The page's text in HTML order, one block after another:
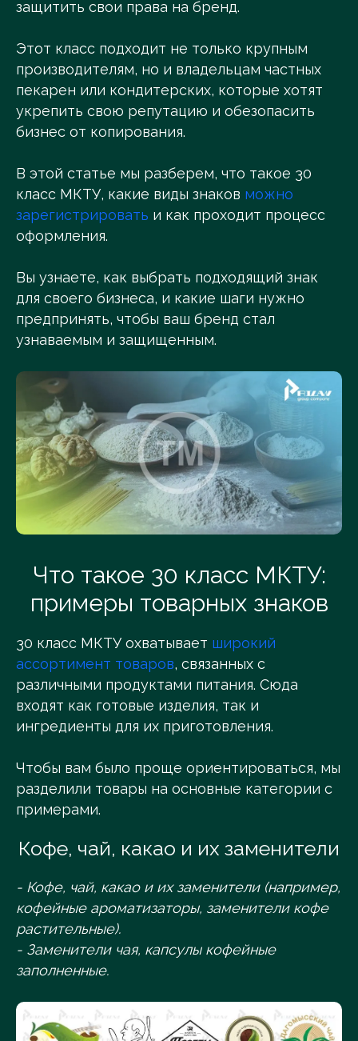
защитить свои права на бренд.
Этот класс подходит не только крупным
производителям, но и владельцам частных
пекарен или кондитерских, которые хотят
укрепить свою репутацию и обезопасить
бизнес от копирования.
В этой статье мы разберем, что такое 30
класс МКТУ, какие виды знаков можно
зарегистрировать и как проходит процесс
оформления.
Вы узнаете, как выбрать подходящий знак
для своего бизнеса, и какие шаги нужно
предпринять, чтобы ваш бренд стал
узнаваемым и защищенным.
Что такое 30 класс МКТУ:
примеры товарных знаков
30 класс МКТУ охватывает широкий
ассортимент товаров, связанных с
различными продуктами питания. Сюда
входят как готовые изделия, так и
ингредиенты для их приготовления.
Чтобы вам было проще ориентироваться, мы
разделили товары на основные категории с
примерами.
Кофе, чай, какао и их заменители
- Кофе, чай, какао и их заменители (например,
кофейные ароматизаторы, заменители кофе
растительные).
- Заменители чая, капсулы кофейные
заполненные.